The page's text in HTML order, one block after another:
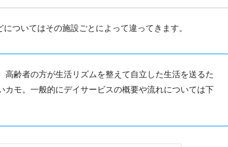
ついてはその施設ごとによって違ってきます。
高齢者の方が生活リズムを整えて自立した生活を送るた
カモ。一般的にデイサービスの概要や流れについては下